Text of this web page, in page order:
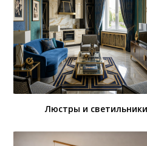
Люстры и